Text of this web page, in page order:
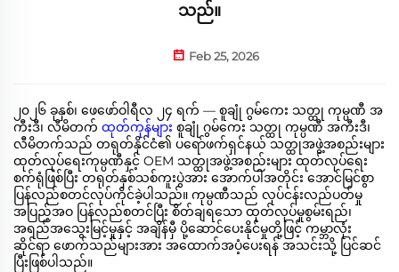
သည်။
Feb 25, 2026
၂၀၂၆ ခုနှစ်၊ ဖေဖော်ဝါရီလ ၂၄ ရက် — စူချုံ ဂွမ်ကေး သတ္ထု ကုမ္ပဏီ အ
ကီးဒီ၊ လီမိတက် ထုတ်ကုန်များ စူချုံ ဂွမ်ကေး သတ္ထု ကုမ္ပဏီ အကီးဒီ၊
လီမိတက်သည် တရုတ်နိုင်ငံ၏ ပရော်ဖက်ရှင်နယ် သတ္ထုအဖွဲ့အစည်းများ
ထုတ်လုပ်ရေးကုမ္ပဏီနှင့် OEM သတ္ထုအဖွဲ့အစည်းများ ထုတ်လုပ်ရေး
စက်ရုံဖြစ်ပြီး တရုတ်နှစ်သစ်ကူးပွဲအား အောက်ပါအတိုင်း အောင်မြင်စွာ
ပြန်လည်စတင်လုပ်ကိုင်ခဲ့ပါသည်။ ကုမ္ပဏီသည် လုပ်ငန်းလည်ပတ်မှု
အပြည့်အဝ ပြန်လည်စတင်ပြီး စိတ်ချရသော ထုတ်လုပ်မှုစွမ်းရည်၊
အရည်အသွေးမြင့်မှုနှင့် အချိန်မှီ ပို့ဆောင်ပေးနိုင်မှုတို့ဖြင့် ကမ္ဘာလုံး
ဆိုင်ရာ ဖောက်သည်များအား အထောက်အပံ့ပေးရန် အသင်းသို့ ပြင်ဆင်
ပြီးဖြစ်ပါသည်။